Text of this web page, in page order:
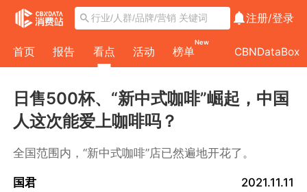
注册/登录
首页 报告 看点 活动 榜单
New
CBNDataBox
日售500杯、“新中式咖啡”崛起，中国
人这次能爱上咖啡吗？
全国范围内，“新中式咖啡”店已然遍地开花了。
国君
2021.11.11